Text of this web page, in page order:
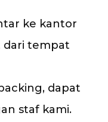
ke kantor
dari tempat
dapat
staf kami.